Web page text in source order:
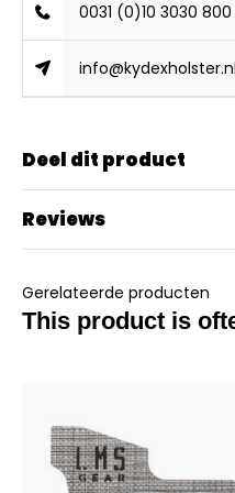
0031 (0)10 3030 800
info@kydexholster.nl
Deel dit product
Reviews
Gerelateerde producten
This product is